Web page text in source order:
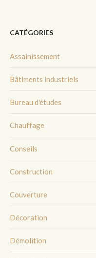
CATÉGORIES
Assainissement
Bâtiments industriels
Bureau d'études
Chauffage
Conseils
Construction
Couverture
Décoration
Démolition